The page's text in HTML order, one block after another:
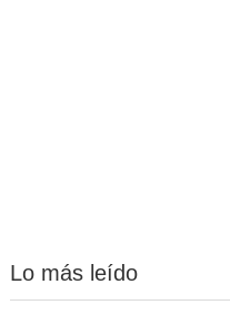
Lo más leído